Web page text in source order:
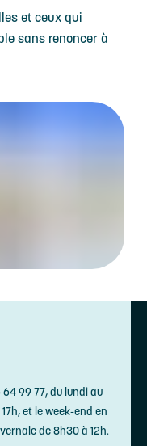
et ceux qui
sans renoncer à
99 77, du lundi au
et le week-end en
de 8h30 à 12h.